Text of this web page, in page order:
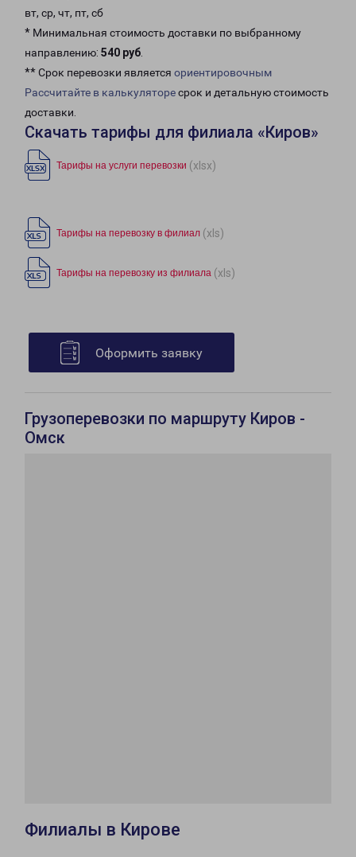
вт, ср, чт, пт, сб
* Минимальная стоимость доставки по выбранному
направлению: 540 руб.
** Срок перевозки является ориентировочным
Рассчитайте в калькуляторесрок и детальную стоимость
доставки.
Скачать тарифы для филиала «Киров»
Тарифы на услуги перевозки (xlsx)
Тарифы на перевозку в филиал (xls)
Тарифы на перевозку из филиала (xls)
Оформить заявку
Грузоперевозки по маршруту Киров -
Омск
Филиалы в Кирове